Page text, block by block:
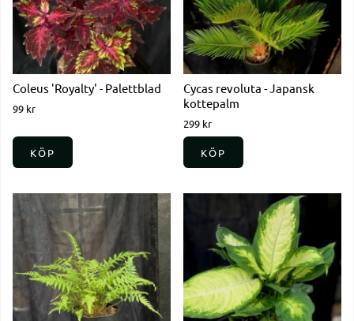
Coleus 'Royalty' - Palettblad
99 kr
KÖP
Cycas revoluta - Japansk
kottepalm
299 kr
KÖP